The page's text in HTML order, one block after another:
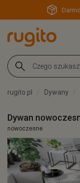
rugito.pl Dywany
Dywan
nowoczesne